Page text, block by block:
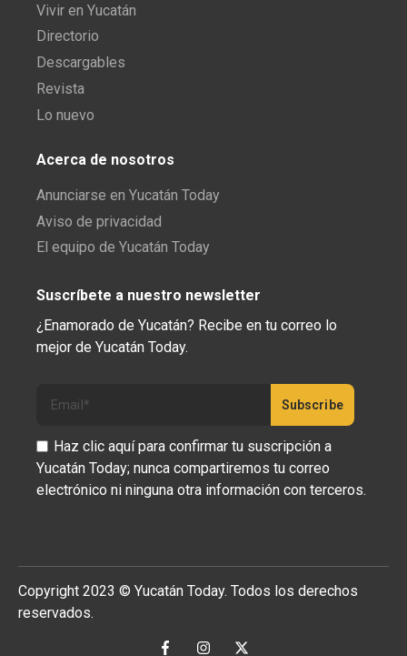
Vivir en Yucatán
Directorio
Descargables
Revista
Lo nuevo
Acerca de nosotros
Anunciarse en Yucatán Today
Aviso de privacidad
El equipo de Yucatán Today
Suscríbete a nuestro newsletter
¿Enamorado de Yucatán? Recibe en tu correo lo
mejor de Yucatán Today.
Haz clic aquí para confirmar tu suscripción a
Yucatán Today; nunca compartiremos tu correo
electrónico ni ninguna otra información con terceros.
Copyright 2023 © Yucatán Today. Todos los derechos
reservados.